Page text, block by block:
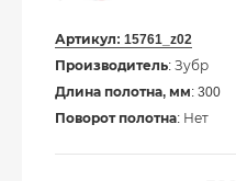
Артикул: 15761_z02
Производитель: Зубр
Длина полотна, мм: 300
Поворот полотна: Нет